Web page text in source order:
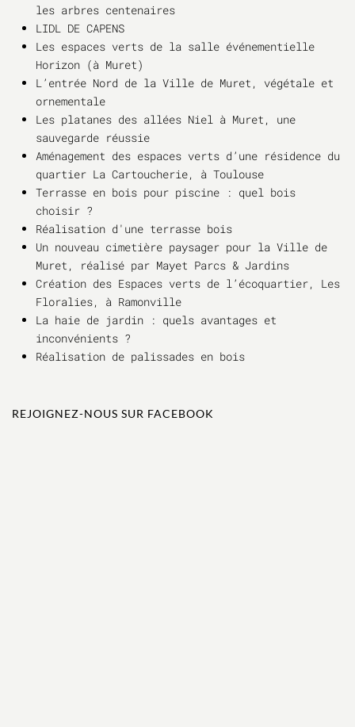
les arbres centenaires
LIDL DE CAPENS
Les espaces verts de la salle événementielle
Horizon (à Muret)
L’entrée Nord de la Ville de Muret, végétale et
ornementale
Les platanes des allées Niel à Muret, une
sauvegarde réussie
Aménagement des espaces verts d’une résidence du
quartier La Cartoucherie, à Toulouse
Terrasse en bois pour piscine : quel bois
choisir ?
Réalisation d'une terrasse bois
Un nouveau cimetière paysager pour la Ville de
Muret, réalisé par Mayet Parcs & Jardins
Création des Espaces verts de l’écoquartier, Les
Floralies, à Ramonville
La haie de jardin : quels avantages et
inconvénients ?
Réalisation de palissades en bois
REJOIGNEZ-NOUS SUR FACEBOOK